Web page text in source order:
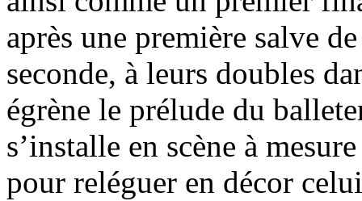
après une première salve
seconde, à leurs doubles
égrène le prélude du
s’installe en scène à
pour reléguer en décor